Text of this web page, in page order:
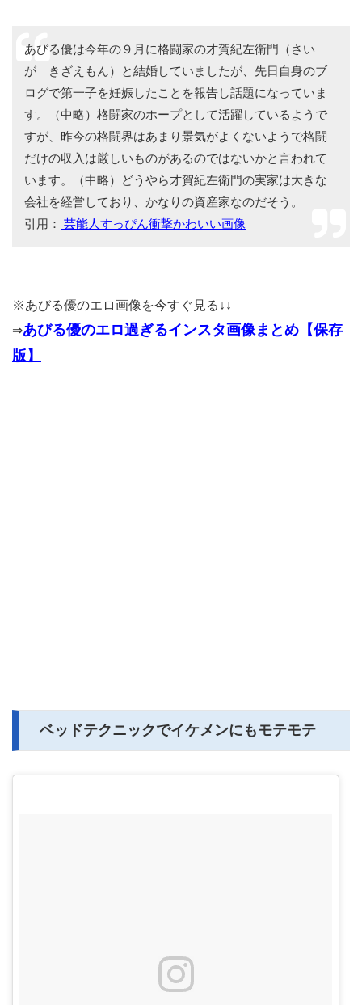
あびる優は今年の９月に格闘家の才賀紀左衛門（さい
が きざえもん）と結婚していましたが、先日自身のブ
ログで第一子を妊娠したことを報告し話題になっていま
す。（中略）格闘家のホープとして活躍しているようで
すが、昨今の格闘界はあまり景気がよくないようで格闘
だけの収入は厳しいものがあるのではないかと言われて
います。（中略）どうやら才賀紀左衛門の実家は大きな
会社を経営しており、かなりの資産家なのだそう。
引用： 芸能人すっぴん衝撃かわいい画像
※あびる優のエロ画像を今すぐ見る↓↓
⇒あびる優のエロ過ぎるインスタ画像まとめ【保存
版】
ベッドテクニックでイケメンにもモテモテ